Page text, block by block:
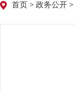
首页 > 政务公开 >